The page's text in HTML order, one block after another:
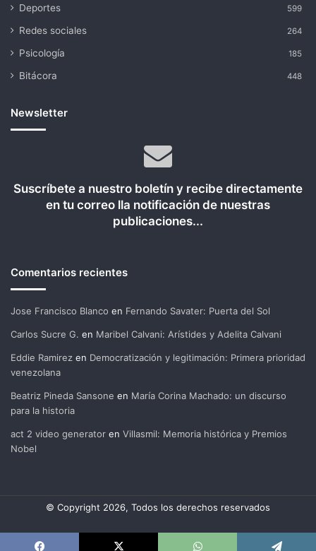
Deportes 599
Redes sociales 264
Psicología 185
Bitácora 448
Newsletter
Suscríbete a nuestro boletín y recibe directamente
en tu correo lla notificación de nuestras
publicaciones...
Comentarios recientes
Jose Francisco Blanco en Fernando Savater: Puerta del Sol
Carlos Sucre G. en Maribel Calvani: Arístides y Adelita Calvani
Eddie Ramirez en Democratización y legitimación: Primera prioridad
venezolana
Beatriz Pineda Sansone en María Corina Machado: un discurso
para la historia
act 2 video generator en Villasmil: Memoria histórica y Premios
Nobel
© Copyright 2026, Todos los derechos reservados